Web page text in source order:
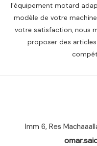
l’équipement motard
modèle de votre
votre satisfaction, nous
proposer des
Imm 6, Res